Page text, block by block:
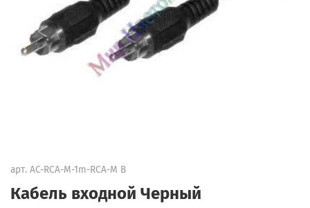
арт. AC-RCA-M-1m-RCA-M B
Кабель входной Черный